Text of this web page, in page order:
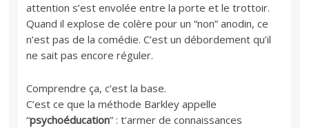
attention s’est envolée entre la porte et le trottoir.
Quand il explose de colère pour un “non” anodin, ce
n’est pas de la comédie. C’est un débordement qu’il
ne sait pas encore réguler.
Comprendre ça, c’est la base.
C’est ce que la méthode Barkley appelle
“psychoéducation” : t’armer de connaissances